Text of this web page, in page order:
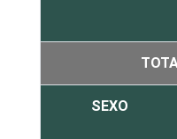
SEXO